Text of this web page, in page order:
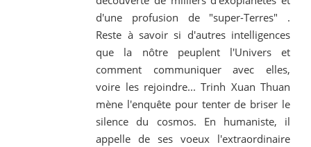
d'une profusion de "super-Terres" .
Reste à savoir si d'autres intelligences
que la nôtre peuplent l'Univers et
comment communiquer avec elles,
voire les rejoindre... Trinh Xuan Thuan
mène l'enquête pour tenter de briser le
silence du cosmos. En humaniste, il
appelle de ses voeux l'extraordinaire